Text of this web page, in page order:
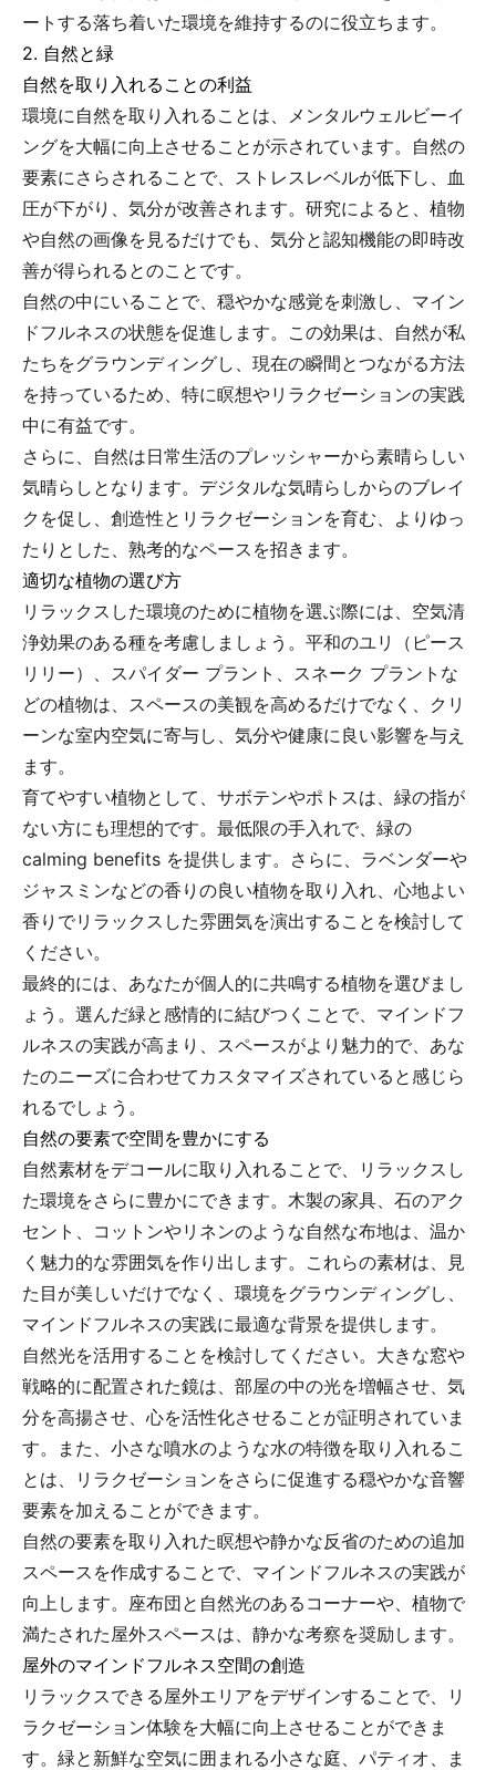
ートする落ち着いた環境を維持するのに役立ちます。
2. 自然と緑
自然を取り入れることの利益
環境に自然を取り入れることは、メンタルウェルビーイ
ングを大幅に向上させることが示されています。自然の
要素にさらされることで、ストレスレベルが低下し、血
圧が下がり、気分が改善されます。研究によると、植物
や自然の画像を見るだけでも、気分と認知機能の即時改
善が得られるとのことです。
自然の中にいることで、穏やかな感覚を刺激し、マイン
ドフルネスの状態を促進します。この効果は、自然が私
たちをグラウンディングし、現在の瞬間とつながる方法
を持っているため、特に瞑想やリラクゼーションの実践
中に有益です。
さらに、自然は日常生活のプレッシャーから素晴らしい
気晴らしとなります。デジタルな気晴らしからのブレイ
クを促し、創造性とリラクゼーションを育む、よりゆっ
たりとした、熟考的なペースを招きます。
適切な植物の選び方
リラックスした環境のために植物を選ぶ際には、空気清
浄効果のある種を考慮しましょう。平和のユリ（ピース
リリー）、スパイダー プラント、スネーク プラントな
どの植物は、スペースの美観を高めるだけでなく、クリ
ーンな室内空気に寄与し、気分や健康に良い影響を与え
ます。
育てやすい植物として、サボテンやポトスは、緑の指が
ない方にも理想的です。最低限の手入れで、緑の
calming benefits を提供します。さらに、ラベンダーや
ジャスミンなどの香りの良い植物を取り入れ、心地よい
香りでリラックスした雰囲気を演出することを検討して
ください。
最終的には、あなたが個人的に共鳴する植物を選びまし
ょう。選んだ緑と感情的に結びつくことで、マインドフ
ルネスの実践が高まり、スペースがより魅力的で、あな
たのニーズに合わせてカスタマイズされていると感じら
れるでしょう。
自然の要素で空間を豊かにする
自然素材をデコールに取り入れることで、リラックスし
た環境をさらに豊かにできます。木製の家具、石のアク
セント、コットンやリネンのような自然な布地は、温か
く魅力的な雰囲気を作り出します。これらの素材は、見
た目が美しいだけでなく、環境をグラウンディングし、
マインドフルネスの実践に最適な背景を提供します。
自然光を活用することを検討してください。大きな窓や
戦略的に配置された鏡は、部屋の中の光を増幅させ、気
分を高揚させ、心を活性化させることが証明されていま
す。また、小さな噴水のような水の特徴を取り入れるこ
とは、リラクゼーションをさらに促進する穏やかな音響
要素を加えることができます。
自然の要素を取り入れた瞑想や静かな反省のための追加
スペースを作成することで、マインドフルネスの実践が
向上します。座布団と自然光のあるコーナーや、植物で
満たされた屋外スペースは、静かな考察を奨励します。
屋外のマインドフルネス空間の創造
リラックスできる屋外エリアをデザインすることで、リ
ラクゼーション体験を大幅に向上させることができま
す。緑と新鮮な空気に囲まれる小さな庭、パティオ、ま